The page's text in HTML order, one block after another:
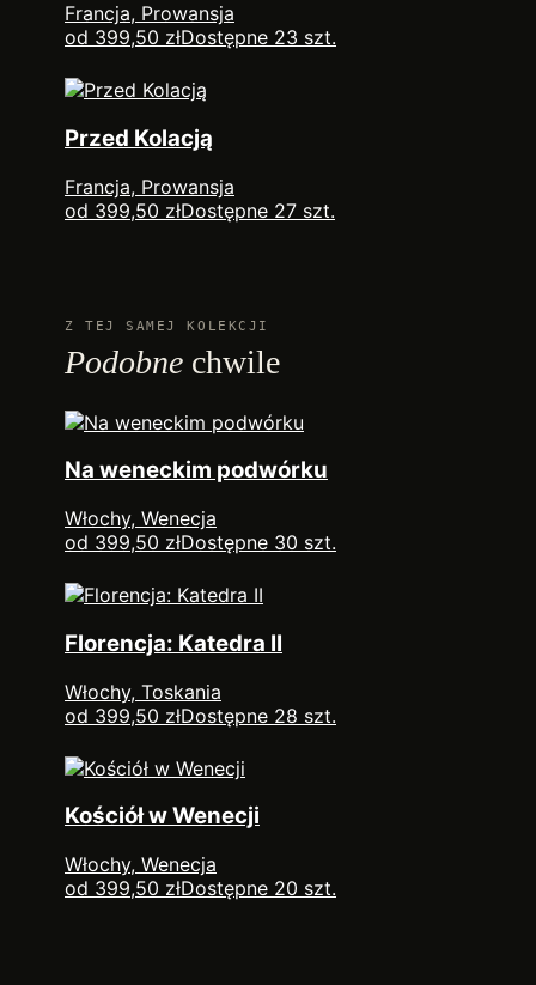
Francja, Prowansja
od 399,50 złDostępne 23 szt.
Przed Kolacją
Francja, Prowansja
od 399,50 złDostępne 27 szt.
Z TEJ SAMEJ KOLEKCJI
Podobne chwile
Na weneckim podwórku
Włochy, Wenecja
od 399,50 złDostępne 30 szt.
Florencja: Katedra II
Włochy, Toskania
od 399,50 złDostępne 28 szt.
Kościół w Wenecji
Włochy, Wenecja
od 399,50 złDostępne 20 szt.